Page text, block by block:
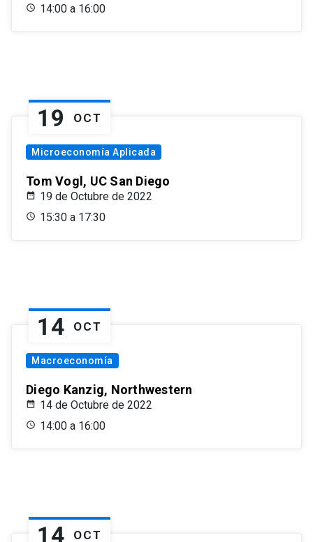
14:00 a 16:00
19 OCT
Microeconomía Aplicada
Tom Vogl, UC San Diego
19 de Octubre de 2022
15:30 a 17:30
14 OCT
Macroeconomía
Diego Kanzig, Northwestern
14 de Octubre de 2022
14:00 a 16:00
14 OCT